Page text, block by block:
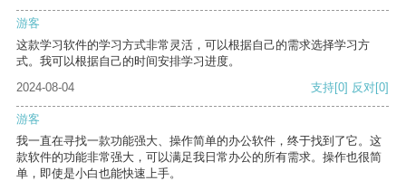
游客
这款学习软件的学习方式非常灵活，可以根据自己的需求选择学习方
式。我可以根据自己的时间安排学习进度。
2024-08-04
支持[0] 反对[0]
游客
我一直在寻找一款功能强大、操作简单的办公软件，终于找到了它。这
款软件的功能非常强大，可以满足我日常办公的所有需求。操作也很简
单，即使是小白也能快速上手。